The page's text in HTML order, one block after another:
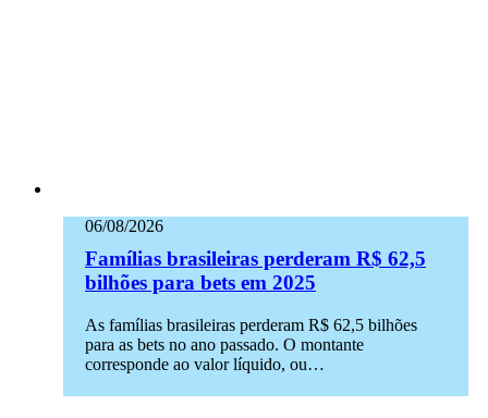
06/08/2026
Famílias brasileiras perderam R$ 62,5
bilhões para bets em 2025
As famílias brasileiras perderam R$ 62,5 bilhões
para as bets no ano passado. O montante
corresponde ao valor líquido, ou…